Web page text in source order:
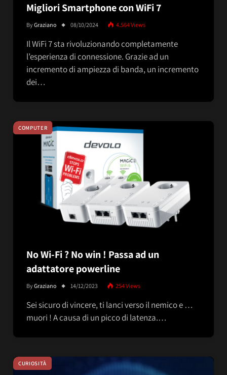
Migliori Smartphone con WiFi 7
ByGraziano 08/10/2024 4.564Views
Il WiFi 7 sta rivoluzionando completamente
l’esperienza di connessione. Grazie ad un
incremento di ampiezza di banda, un incremento
dei…
COMPUTER
No Wi-Fi ? No win ! Passa ad un
adattatore powerline
ByGraziano 14/12/2023 254Views
Sei sicuro di vincere, ti lanci verso il nemico e …
muori ! A causa di un picco di latenza.…
CURIOSITÀ